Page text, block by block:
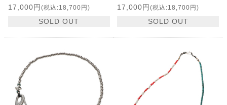
17,000円(税込:18,700円)
SOLD OUT
17,000円(税込:18,700円)
SOLD OUT